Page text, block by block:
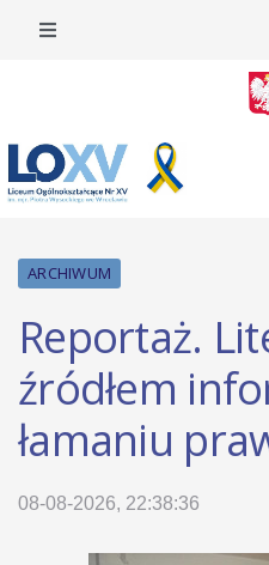
ARCHIWUM
Reportaż.
źródłem
łamaniu
08-08-2026, 22:38:36